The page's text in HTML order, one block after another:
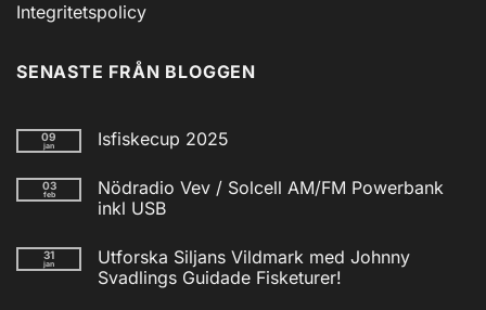
Integritetspolicy
SENASTE FRÅN BLOGGEN
09
jan Isfiskecup 2025
till
Isfiskecup
2025
03
feb
Nödradio Vev / Solcell AM/FM Powerbank
inkl USB
till
Nödradio
Vev
31
jan
Utforska Siljans Vildmark med Johnny
Svadlings Guidade Fisketurer!